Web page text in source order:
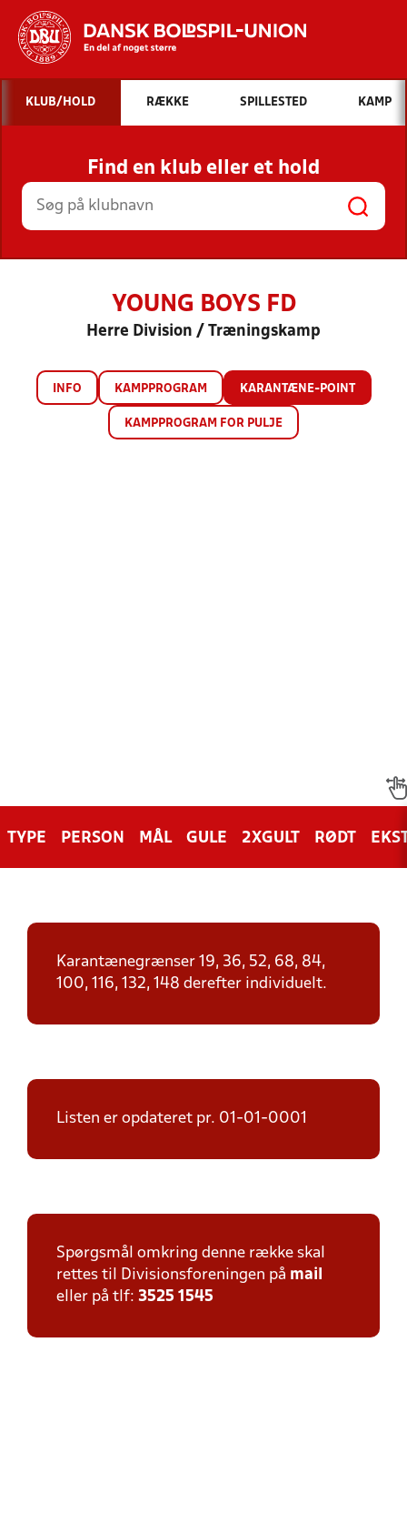
Hvad vil du søge efter?
INDHOLD OG NYHEDER
STILLINGER, RESULTATER, KLUBBER OG
HOLD
KLUB/HOLD RÆKKE SPILLESTED KAMP
Find en klub eller et hold
YOUNG BOYS FD
Herre Division / Træningskamp
INFO KAMPPROGRAM KARANTÆNE-POINT
KAMPPROGRAM FOR PULJE
TYPE PERSON MÅL GULE 2XGULT RØDT
Karantænegrænser 19, 36, 52, 68, 84,
100, 116, 132, 148 derefter individuelt.
Listen er opdateret pr. 01-01-0001
Spørgsmål omkring denne række skal
rettes til Divisionsforeningen på mail
eller på tlf: 3525 1545